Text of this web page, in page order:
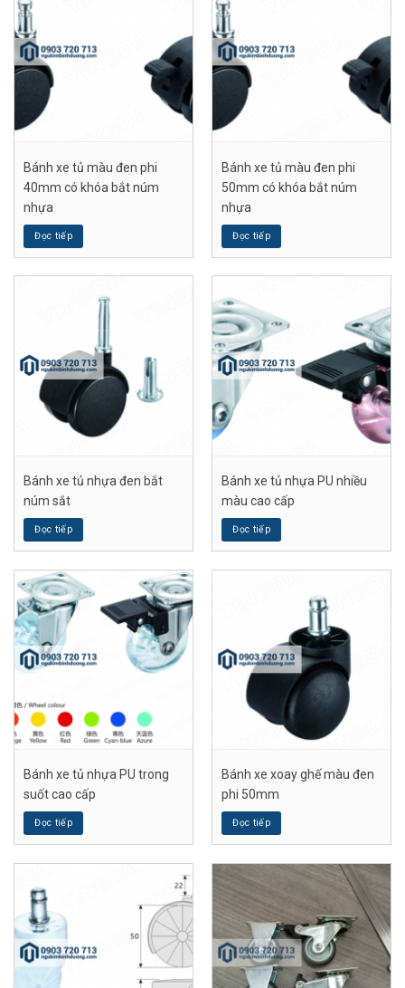
Bánh xe tủ màu đen phi
40mm có khóa bắt núm
nhựa
Đọc tiếp
Bánh xe tủ màu đen phi
50mm có khóa bắt núm
nhựa
Đọc tiếp
Bánh xe tủ nhựa đen bắt
núm sắt
Đọc tiếp
Bánh xe tủ nhựa PU nhiều
màu cao cấp
Đọc tiếp
Bánh xe tủ nhựa PU trong
suốt cao cấp
Đọc tiếp
Bánh xe xoay ghế màu đen
phi 50mm
Đọc tiếp